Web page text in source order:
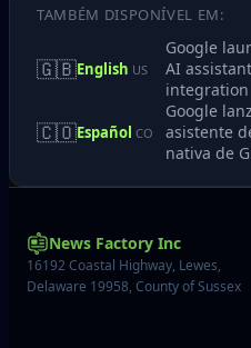
TAMBÉM DISPONÍVEL EM:
🇬🇧English US
Google
AI
integration
🇨🇴Español CO
Google
asistente
nativa de
News Factory Inc
16192 Coastal Highway, Lewes,
Delaware 19958, County of Sussex